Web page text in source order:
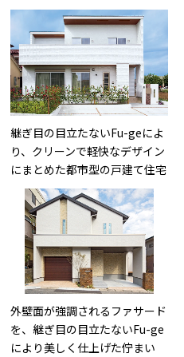
継ぎ目の目立たないFu-geによ
り、クリーンで軽快なデザイン
にまとめた都市型の戸建て住宅
外壁面が強調されるファサード
を、継ぎ目の目立たないFu-ge
により美しく仕上げた佇まい